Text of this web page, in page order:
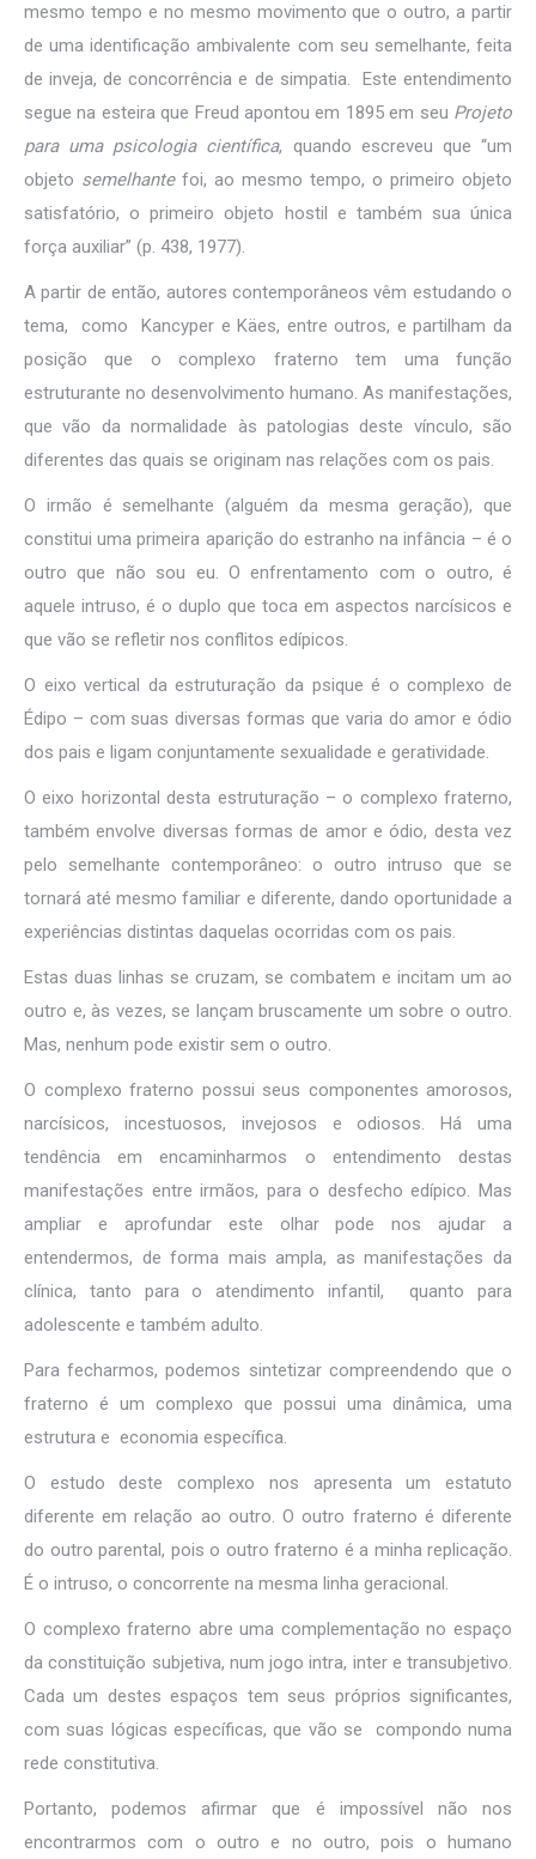
mesmo tempo e no mesmo movimento que o outro, a partir
de uma identificação ambivalente com seu semelhante, feita
de inveja, de concorrência e de simpatia. Este entendimento
segue na esteira que Freud apontou em 1895 em seu Projeto
para uma psicologia científica, quando escreveu que “um
objeto semelhantefoi, ao mesmo tempo, o primeiro objeto
satisfatório, o primeiro objeto hostil e também sua única
força auxiliar” (p. 438, 1977).
A partir de então, autores contemporâneos vêm estudando o
tema, como Kancyper e Käes, entre outros, e partilham da
posição que o complexo fraterno tem uma função
estruturante no desenvolvimento humano. As manifestações,
que vão da normalidade às patologias deste vínculo, são
diferentes das quais se originam nas relações com os pais.
O irmão é semelhante (alguém da mesma geração), que
constitui uma primeira aparição do estranho na infância – é o
outro que não sou eu. O enfrentamento com o outro, é
aquele intruso, é o duplo que toca em aspectos narcísicos e
que vão se refletir nos conflitos edípicos.
O eixo vertical da estruturação da psique é o complexo de
Édipo – com suas diversas formas que varia do amor e ódio
dos pais e ligam conjuntamente sexualidade e geratividade.
O eixo horizontal desta estruturação – o complexo fraterno,
também envolve diversas formas de amor e ódio, desta vez
pelo semelhante contemporâneo: o outro intruso que se
tornará até mesmo familiar e diferente, dando oportunidade a
experiências distintas daquelas ocorridas com os pais.
Estas duas linhas se cruzam, se combatem e incitam um ao
outro e, às vezes, se lançam bruscamente um sobre o outro.
Mas, nenhum pode existir sem o outro.
O complexo fraterno possui seus componentes amorosos,
narcísicos, incestuosos, invejosos e odiosos. Há uma
tendência em encaminharmos o entendimento destas
manifestações entre irmãos, para o desfecho edípico. Mas
ampliar e aprofundar este olhar pode nos ajudar a
entendermos, de forma mais ampla, as manifestações da
clínica, tanto para o atendimento infantil, quanto para
adolescente e também adulto.
Para fecharmos, podemos sintetizar compreendendo que o
fraterno é um complexo que possui uma dinâmica, uma
estrutura e economia específica.
O estudo deste complexo nos apresenta um estatuto
diferente em relação ao outro. O outro fraterno é diferente
do outro parental, pois o outro fraterno é a minha replicação.
É o intruso, o concorrente na mesma linha geracional.
O complexo fraterno abre uma complementação no espaço
da constituição subjetiva, num jogo intra, inter e transubjetivo.
Cada um destes espaços tem seus próprios significantes,
com suas lógicas específicas, que vão se compondo numa
rede constitutiva.
Portanto, podemos afirmar que é impossível não nos
encontrarmos com o outro e no outro, pois o humano